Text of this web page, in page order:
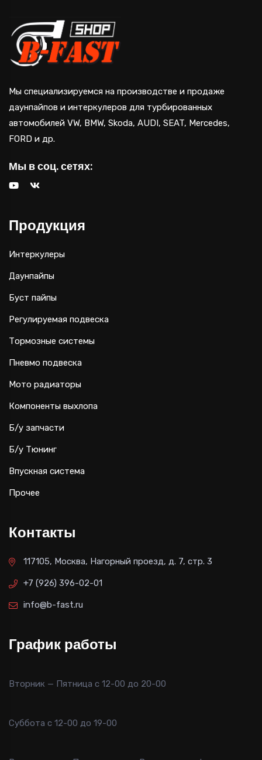
Мы специализируемся на производстве и продаже
даунпайпов и интеркулеров для турбированных
автомобилей VW, BMW, Skoda, AUDI, SEAT, Mercedes,
FORD и др.
Мы в соц. сетях:
Продукция
Интеркулеры
Даунпайпы
Буст пайпы
Регулируемая подвеска
Тормозные системы
Пневмо подвеска
Мото радиаторы
Компоненты выхлопа
Б/у запчасти
Б/у Тюнинг
Впускная система
Прочее
Контакты
117105, Москва, Нагорный проезд, д. 7, стр. 3
+7 (926) 396-02-01
info@b-fast.ru
График работы
Вторник — Пятница с 12-00 до 20-00
Суббота с 12-00 до 19-00